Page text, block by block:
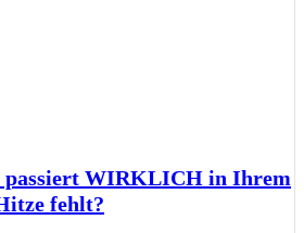
passiert WIRKLICH in Ihrem
fehlt?